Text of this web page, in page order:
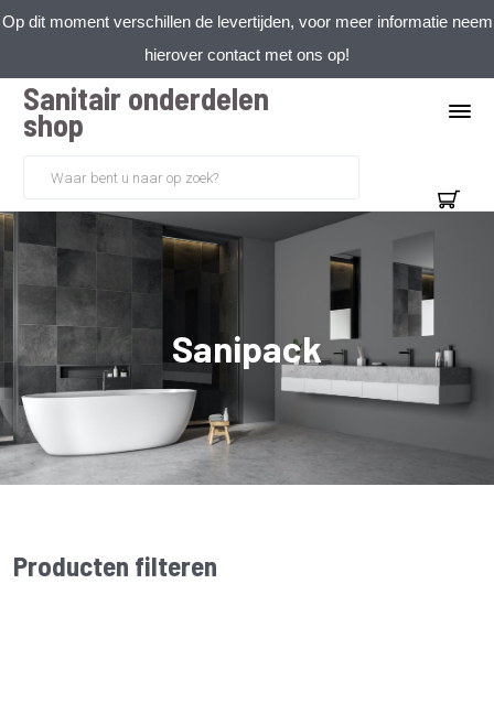
Op dit moment verschillen de levertijden, voor meer informatie neem
hierover contact met ons op!
Sanitair onderdelen
shop
Sanipack
Producten filteren